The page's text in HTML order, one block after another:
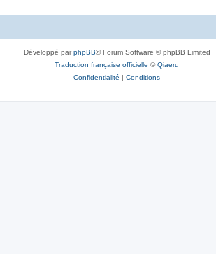
Développé parphpBB® Forum Software © phpBB Limited
Traduction française officielle ©Qiaeru
Confidentialité | Conditions